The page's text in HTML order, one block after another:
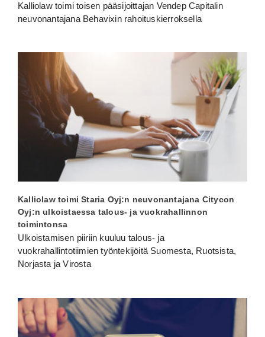
Kalliolaw toimi toisen pääsijoittajan Vendep Capitalin
neuvonantajana Behavixin rahoituskierroksella
Kalliolaw toimi Staria Oyj:n neuvonantajana Citycon
Oyj:n ulkoistaessa talous- ja vuokrahallinnon
toimintonsa
Ulkoistamisen piiriin kuuluu talous- ja
vuokrahallintotiimien työntekijöitä Suomesta, Ruotsista,
Norjasta ja Virosta